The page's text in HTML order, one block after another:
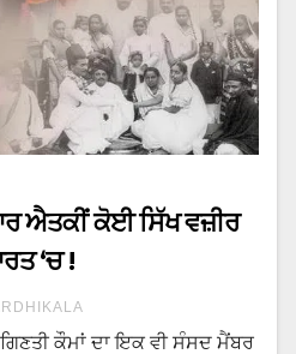
ਐਤਕੀਂ ਕੋਈ ਸਿੱਖ ਵਜ਼ੀਰ
‘ਚ !
ਕੌਮਾਂ ਦਾ ਇਕ ਵੀ ਸੰਸਦ ਮੈਂਬਰ